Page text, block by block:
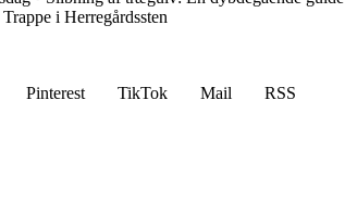
Trappe i Herregårdssten
Pinterest TikTok Mail
RSS